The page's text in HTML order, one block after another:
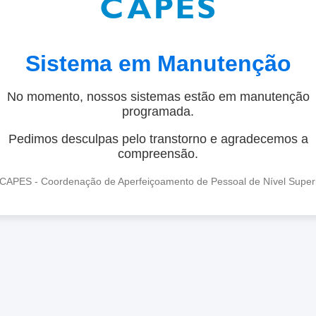
Sistema em Manutenção
No momento, nossos sistemas estão em manutenção
programada.
Pedimos desculpas pelo transtorno e agradecemos a
compreensão.
- Coordenação de Aperfeiçoamento de Pessoal de Nível